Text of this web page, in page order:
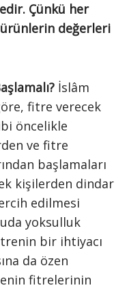
Çünkü her
değerleri
İslâm
fitre verecek
öncelikle
ve fitre
başlamaları
kişilerden dindar
edilmesi
yoksulluk
bir ihtiyacı
da özen
fitrelerinin